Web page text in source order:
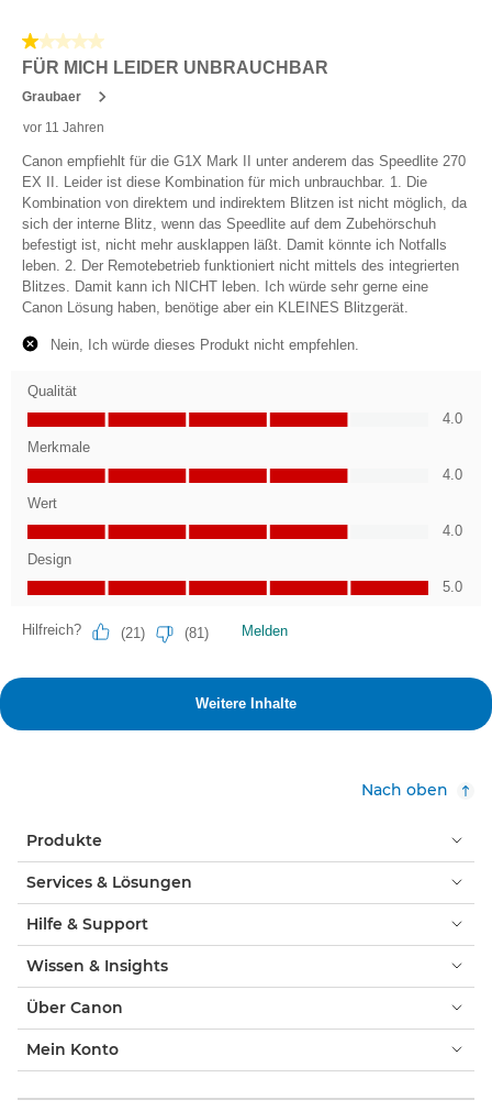
Nach oben
Produkte
Services & Lösungen
Hilfe & Support
Wissen & Insights
Über Canon
Mein Konto